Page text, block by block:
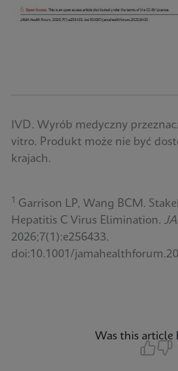
IVD. Wyrób medyczny
vitro. Produkt może nie być
krajach.
1 Garrison LP, Wang BCM.
Hepatitis C Virus Elimination.
2026;7(1):e256433.
doi:10.1001/
Was this article